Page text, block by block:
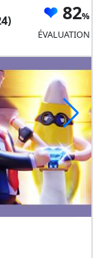
82
ÉVALUATION